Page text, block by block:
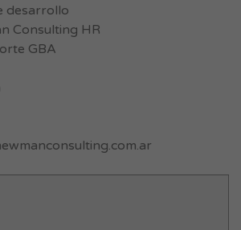
desarrollo
Consulting HR
GBA